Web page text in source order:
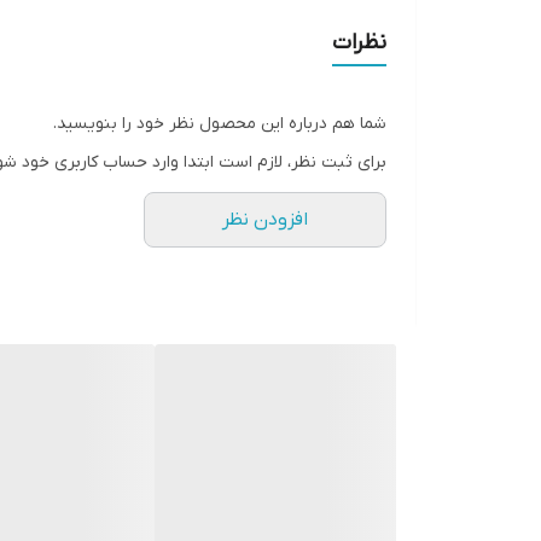
نظرات
شما هم درباره این محصول نظر خود را بنویسید.
برای ثبت نظر، لازم است ابتدا وارد حساب کاربری خود
افزودن نظر